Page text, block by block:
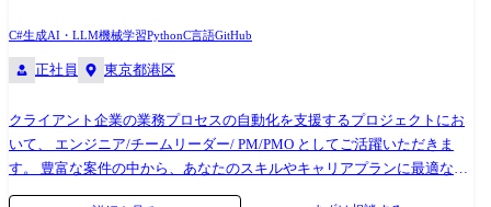
C#生成AI・LLM機械学習PythonC言語GitHub
正社員 東京都港区
クライアント企業の業務プロセスの自動化を支援するプロジェクトにお
いて、 エンジニア/チームリーダー/ PM/PMO としてご活躍いただきま
す。 豊富な案件の中から、あなたのスキルやキャリアプランに最適なプ
ロジェクトをお任せします。 クライアント先に常駐、または社内受託案